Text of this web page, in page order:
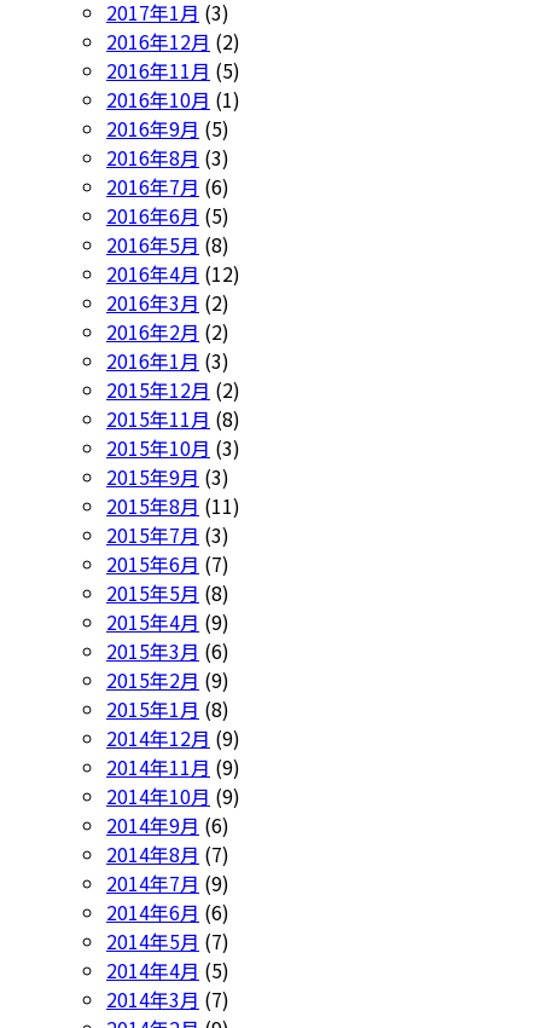
2017年1月 (3)
2016年12月 (2)
2016年11月 (5)
2016年10月 (1)
2016年9月 (5)
2016年8月 (3)
2016年7月 (6)
2016年6月 (5)
2016年5月 (8)
2016年4月 (12)
2016年3月 (2)
2016年2月 (2)
2016年1月 (3)
2015年12月 (2)
2015年11月 (8)
2015年10月 (3)
2015年9月 (3)
2015年8月 (11)
2015年7月 (3)
2015年6月 (7)
2015年5月 (8)
2015年4月 (9)
2015年3月 (6)
2015年2月 (9)
2015年1月 (8)
2014年12月 (9)
2014年11月 (9)
2014年10月 (9)
2014年9月 (6)
2014年8月 (7)
2014年7月 (9)
2014年6月 (6)
2014年5月 (7)
2014年4月 (5)
2014年3月 (7)